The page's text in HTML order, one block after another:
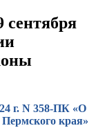
сентября
г. N 358-ПК «О
края»